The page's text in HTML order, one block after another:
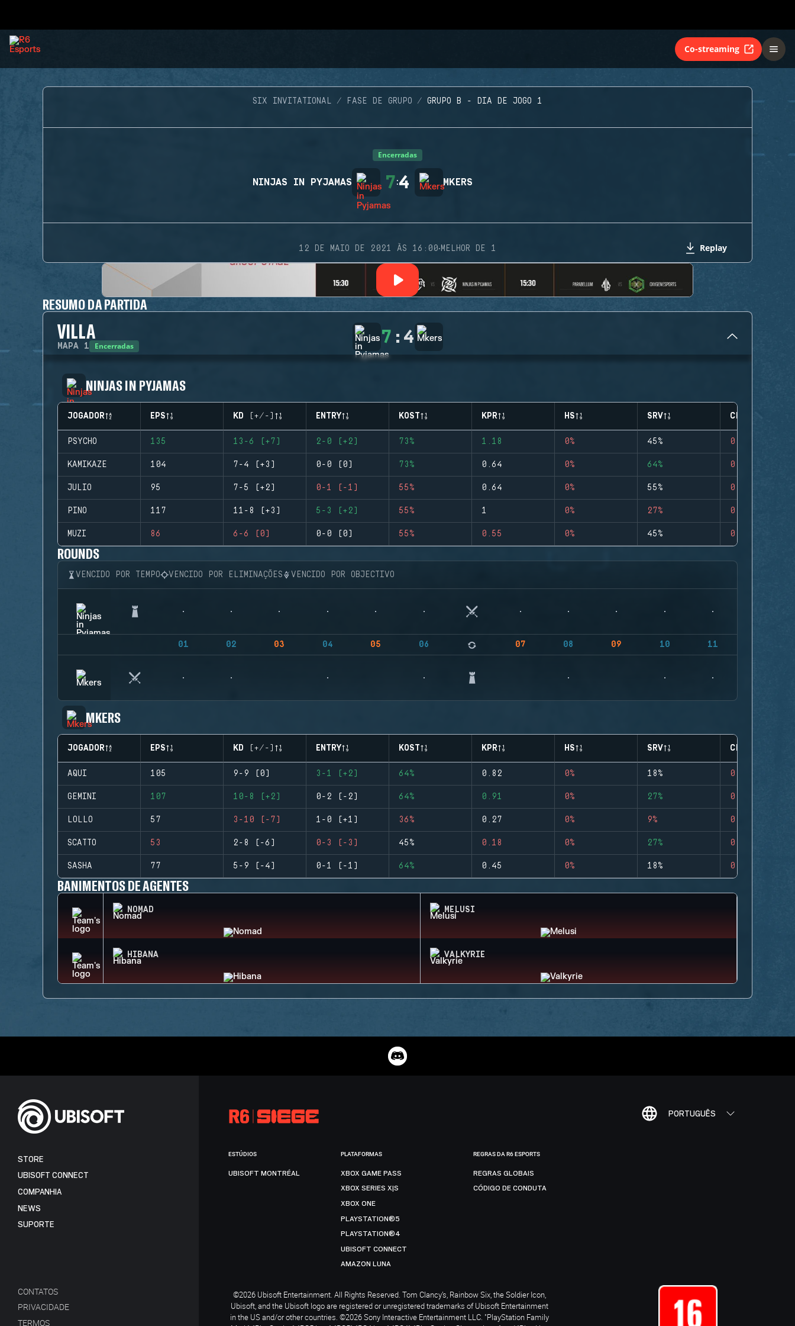
Co-streaming
SIX INVITATIONAL FASE DE GRUPO GRUPO B - DIA DE JOGO 1
Encerradas
NINJAS IN PYJAMAS 7:4 MKERS
12 DE MAIO DE 2021 ÀS 16:00·MELHOR DE 1 Replay
RESUMO DA PARTIDA
VILLA
MAPA 1 Encerradas 7 : 4
NINJAS IN PYJAMAS
JOGADOR EPS KD (+/-) ENTRY KOST KPR HS SRV CLUTCHES
PSYCHO 135 13-6 (+7) 2-0 (+2) 73% 1.18 0% 45% 0
KAMIKAZE 104 7-4 (+3) 0-0 (0) 73% 0.64 0% 64% 0
JULIO 95 7-5 (+2) 0-1 (-1) 55% 0.64 0% 55% 0
PINO 117 11-8 (+3) 5-3 (+2) 55% 1 0% 27% 0
MUZI 86 6-6 (0) 0-0 (0) 55% 0.55 0% 45% 0
ROUNDS
VENCIDO POR TEMPO VENCIDO POR ELIMINAÇÕES VENCIDO POR OBJECTIVO
01 02 03 04 05 06 07 08 09 10 11
MKERS
JOGADOR EPS KD (+/-) ENTRY KOST KPR HS SRV CLUTCHES
AQUI 105 9-9 (0) 3-1 (+2) 64% 0.82 0% 18% 0
GEMINI 107 10-8 (+2) 0-2 (-2) 64% 0.91 0% 27% 0
LOLLO 57 3-10 (-7) 1-0 (+1) 36% 0.27 0% 9% 0
SCATTO 53 2-8 (-6) 0-3 (-3) 45% 0.18 0% 27% 0
SASHA 77 5-9 (-4) 0-1 (-1) 64% 0.45 0% 18% 0
BANIMENTOS DE AGENTES
NOMAD MELUSI
HIBANA VALKYRIE
PORTUGUÊS
STORE
UBISOFT CONNECT
COMPANHIA
NEWS
SUPORTE
CONTATOS
PRIVACIDADE
TERMOS
ESTÚDIOS
UBISOFT MONTRÉAL
PLATAFORMAS
XBOX GAME PASS
XBOX SERIES X|S
XBOX ONE
PLAYSTATION®5
PLAYSTATION®4
UBISOFT CONNECT
AMAZON LUNA
REGRAS DA R6 ESPORTS
REGRAS GLOBAIS
CÓDIGO DE CONDUTA
©2026 Ubisoft Entertainment. All Rights Reserved. Tom Clancy’s, Rainbow Six, the Soldier Icon,
Ubisoft, and the Ubisoft logo are registered or unregistered trademarks of Ubisoft Entertainment
in the US and/or other countries. ©2026 Sony Interactive Entertainment LLC. "PlayStation Family